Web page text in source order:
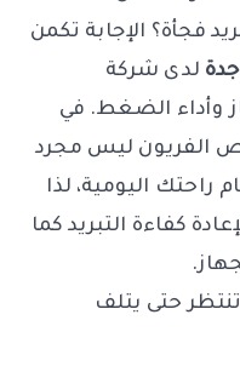
فجأة؟ الإجابة تكمن
لدى شركة
وأداء الضغط. في
الفريون ليس مجرد
اليومية، لذا
كفاءة التبريد كما
حتى يتلف